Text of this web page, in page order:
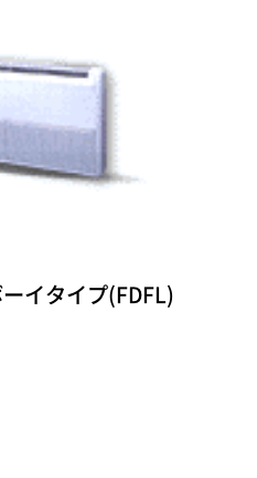
イタイプ(FDFL)